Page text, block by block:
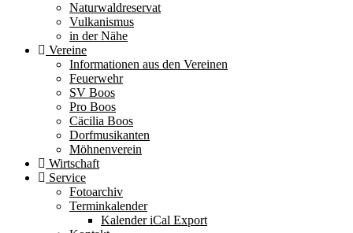
Naturwaldreservat
Vulkanismus
in der Nähe
Vereine
Informationen aus den Vereinen
Feuerwehr
SV Boos
Pro Boos
Cäcilia Boos
Dorfmusikanten
Möhnenverein
Wirtschaft
Service
Fotoarchiv
Terminkalender
Kalender iCal Export